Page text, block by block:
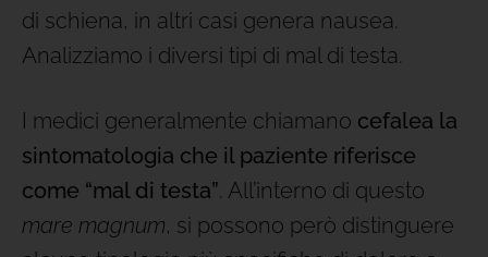
di schiena, in altri casi genera nausea.
Analizziamo i diversi tipi di mal di testa.
I medici generalmente chiamano cefalea la
sintomatologia che il paziente riferisce
come “mal di testa” . All’interno di questo
mare magnum, si possono però distinguere